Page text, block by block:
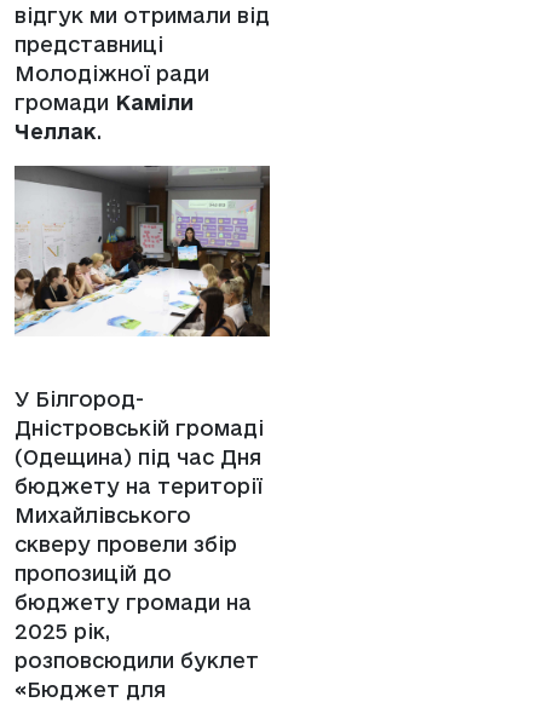
відгук ми отримали від
представниці
Молодіжної ради
громади Каміли
Челлак.
У Білгород-
Дністровській громаді
(Одещина) під час Дня
бюджету на території
Михайлівського
скверу провели збір
пропозицій до
бюджету громади на
2025 рік,
розповсюдили буклет
«Бюджет для